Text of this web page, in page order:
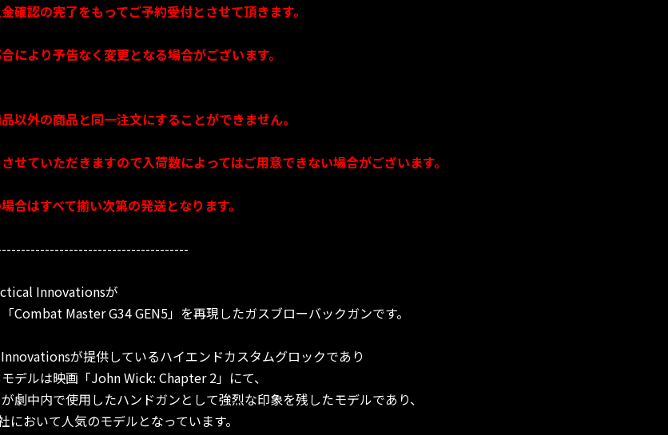
確認の完了をもってご予約受付とさせて頂きます。
により予告なく変更となる場合がございます。
以外の商品と同一注文にすることができません。
せていただきますので入荷数によってはご用意できない場合がございます。
合はすべて揃い次第の発送となります。
Innovationsが
Combat Master G34 GEN5」を再現したガスブローバックガンです。
が提供しているハイエンドカスタムグロックであり
デルは映画「John Wick: Chapter 2」にて、
劇中内で使用したハンドガンとして強烈な印象を残したモデルであり、
おいて人気のモデルとなっています。